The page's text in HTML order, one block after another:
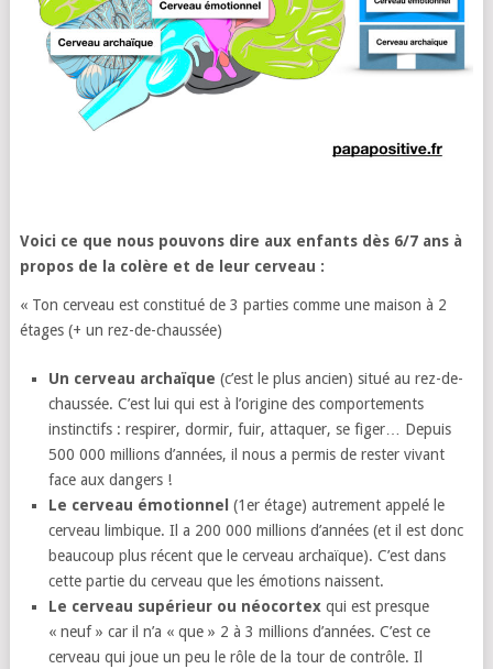
Voici ce que nous pouvons dire aux enfants dès 6/7 ans à
propos de la colère et de leur cerveau :
« Ton cerveau est constitué de 3 parties comme une maison à 2
étages (+ un rez-de-chaussée)
Un cerveau archaïque (c’est le plus ancien) situé au rez-de-
chaussée. C’est lui qui est à l’origine des comportements
instinctifs : respirer, dormir, fuir, attaquer, se figer… Depuis
500 000 millions d’années, il nous a permis de rester vivant
face aux dangers !
Le cerveau émotionnel (1er étage) autrement appelé le
cerveau limbique. Il a 200 000 millions d’années (et il est donc
beaucoup plus récent que le cerveau archaïque). C’est dans
cette partie du cerveau que les émotions naissent.
Le cerveau supérieur ou néocortex qui est presque
« neuf » car il n’a « que » 2 à 3 millions d’années. C’est ce
cerveau qui joue un peu le rôle de la tour de contrôle. Il